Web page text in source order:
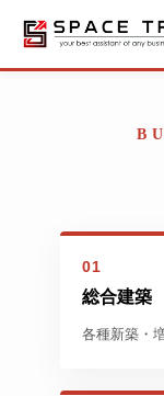
01
総合建築
各種新築・